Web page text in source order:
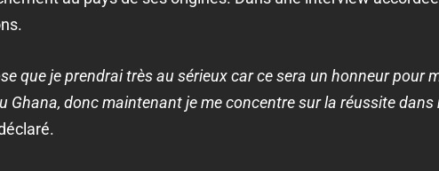
que je prendrai très au sérieux car ce sera un honneur pour
Ghana, donc maintenant je me concentre sur la réussite dans